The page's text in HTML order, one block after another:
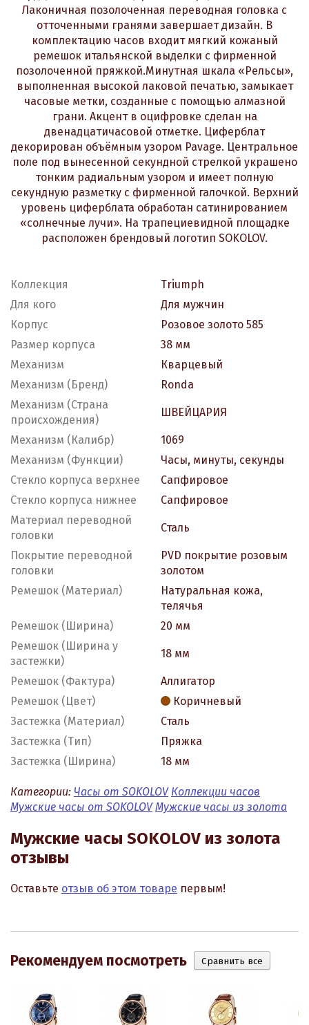
Лаконичная позолоченная переводная головка с
отточенными гранями завершает дизайн. В
комплектацию часов входит мягкий кожаный
ремешок итальянской выделки с фирменной
позолоченной пряжкой.Минутная шкала «Рельсы»,
выполненная высокой лаковой печатью, замыкает
часовые метки, созданные с помощью алмазной
грани. Акцент в оцифровке сделан на
двенадцатичасовой отметке. Циферблат
декорирован объёмным узором Pavage. Центральное
поле под вынесенной секундной стрелкой украшено
тонким радиальным узором и имеет полную
секундную разметку с фирменной галочкой. Верхний
уровень циферблата обработан сатинированием
«солнечные лучи». На трапециевидной площадке
расположен брендовый логотип SOKOLOV.
Коллекция
Triumph
Для кого
Для мужчин
Корпус
Розовое золото 585
Размер корпуса
38 мм
Механизм
Кварцевый
Механизм (Бренд)
Ronda
Механизм (Страна
происхождения)
ШВЕЙЦАРИЯ
Механизм (Калибр)
1069
Механизм (Функции)
Часы, минуты, секунды
Стекло корпуса верхнее
Сапфировое
Стекло корпуса нижнее
Сапфировое
Материал переводной
головки
Сталь
Покрытие переводной
головки
PVD покрытие розовым
золотом
Ремешок (Материал)
Натуральная кожа,
телячья
Ремешок (Ширина)
20 мм
Ремешок (Ширина у
застежки)
18 мм
Ремешок (Фактура)
Аллигатор
Ремешок (Цвет)
Коричневый
Застежка (Материал)
Сталь
Застежка (Тип)
Пряжка
Застежка (Ширина)
18 мм
Категории: Часы от SOKOLOV Коллекции часов
Мужские часы от SOKOLOV Мужские часы из золота
Мужские часы SOKOLOV из золота
отзывы
Оставьте отзыв об этом товаре первым!
Рекомендуем посмотреть